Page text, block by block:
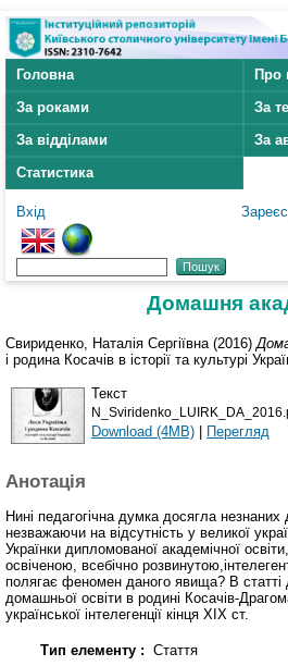
Головна
Про
За роками
За
За відділами
За
Статистика
Вхід
Домашня
Свириденко, Наталія Сергіївна (2016)
і родина Косачів в історії та культурі
Текст
Download (4MB) | Перегляд
Анотація
Нині педагогічна думка досягла незнаних
незважаючи на відсутність у великої
Українки дипломованої академічної
освіченою, всебічно
полягає феномен даного явища? В статті
домашньої освіти в родині Косачів-
української інтелегенції кінця ХІХ ст.
Тип елементу : Стаття